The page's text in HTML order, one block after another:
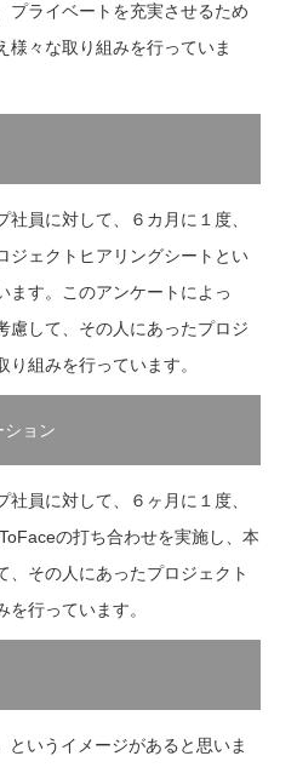
プライベートを充実させるため
様々な取り組みを行っていま
員に対して、６カ月に１度、
ジェクトヒアリングシートとい
ます。このアンケートによっ
慮して、その人にあったプロジ
り組みを行っています。
ション
員に対して、６ヶ月に１度、
の打ち合わせを実施し、本
、その人にあったプロジェクト
行っています。
というイメージがあると思いま